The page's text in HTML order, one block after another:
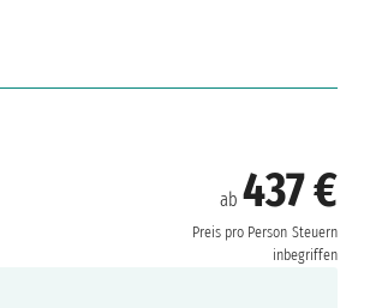
ab 437 €
Preis pro Person Steuern
inbegriffen